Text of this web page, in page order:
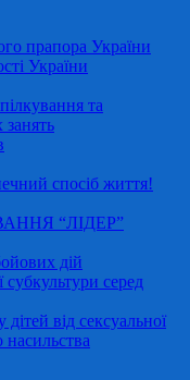
прапора України
України
та
занять
спосіб життя!
“ЛІДЕР”
дій
серед
від сексуальної
насильства